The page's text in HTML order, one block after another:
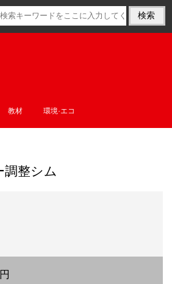
教材 環境·エコ
整シム